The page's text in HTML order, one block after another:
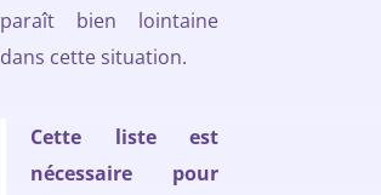
paraît bien lointaine
dans cette situation.
Cette liste est
nécessaire pour